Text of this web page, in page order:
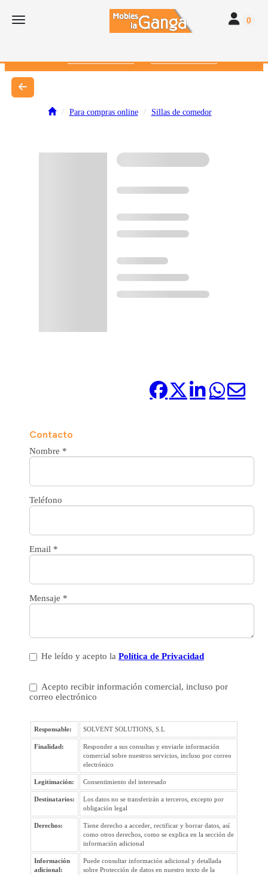
Toggle navigation Toggle
0
Para compras online Sillas de comedor
Contacto
Nombre *
Teléfono
Email *
Mensaje *
He leído y acepto la Política de Privacidad
Acepto recibir información comercial, incluso por
correo electrónico
Responsable: SOLVENT SOLUTIONS, S.L
Finalidad:
Responder a sus consultas y enviarle información
comercial sobre nuestros servicios, incluso por correo
electrónico
Legitimación: Consentimiento del interesado
Destinatarios:
Los datos no se transferirán a terceros, excepto por
obligación legal
Derechos:
Tiene derecho a acceder, rectificar y borrar datos, así
como otros derechos, como se explica en la sección de
información adicional
Información
adicional:
Puede consultar información adicional y detallada
sobre Protección de datos en nuestro texto de la